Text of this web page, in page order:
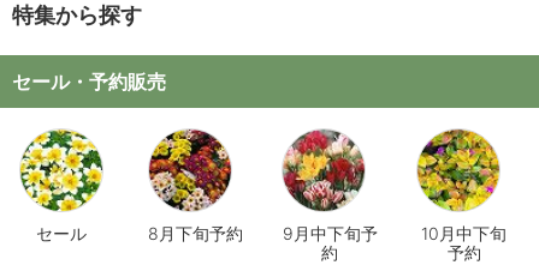
特集から探す
セール・予約販売
セール 8月下旬予約
9月中下旬予
約
10月中下旬
予約